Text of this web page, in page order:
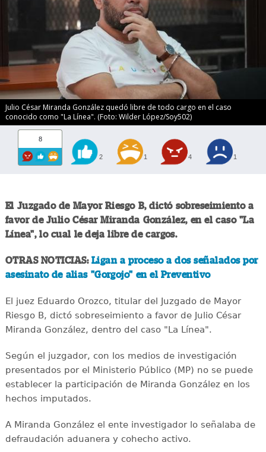
Julio César Miranda González quedó libre de todo cargo en el caso
conocido como "La Línea". (Foto: Wilder López/Soy502)
8
2 1 4 1
El Juzgado de Mayor Riesgo B, dictó sobreseimiento a
favor de Julio César Miranda González, en el caso "La
Línea", lo cual le deja libre de cargos.
OTRAS NOTICIAS: Ligan a proceso a dos señalados por
asesinato de alias "Gorgojo" en el Preventivo
El juez Eduardo Orozco, titular del Juzgado de Mayor
Riesgo B, dictó sobreseimiento a favor de Julio César
Miranda González, dentro del caso "La Línea".
Según el juzgador, con los medios de investigación
presentados por el Ministerio Público (MP) no se puede
establecer la participación de Miranda González en los
hechos imputados.
A Miranda González el ente investigador lo señalaba de
defraudación aduanera y cohecho activo.